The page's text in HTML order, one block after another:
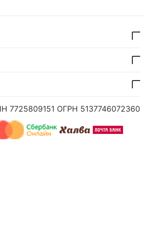
7725809151 ОГРН 5137746072360